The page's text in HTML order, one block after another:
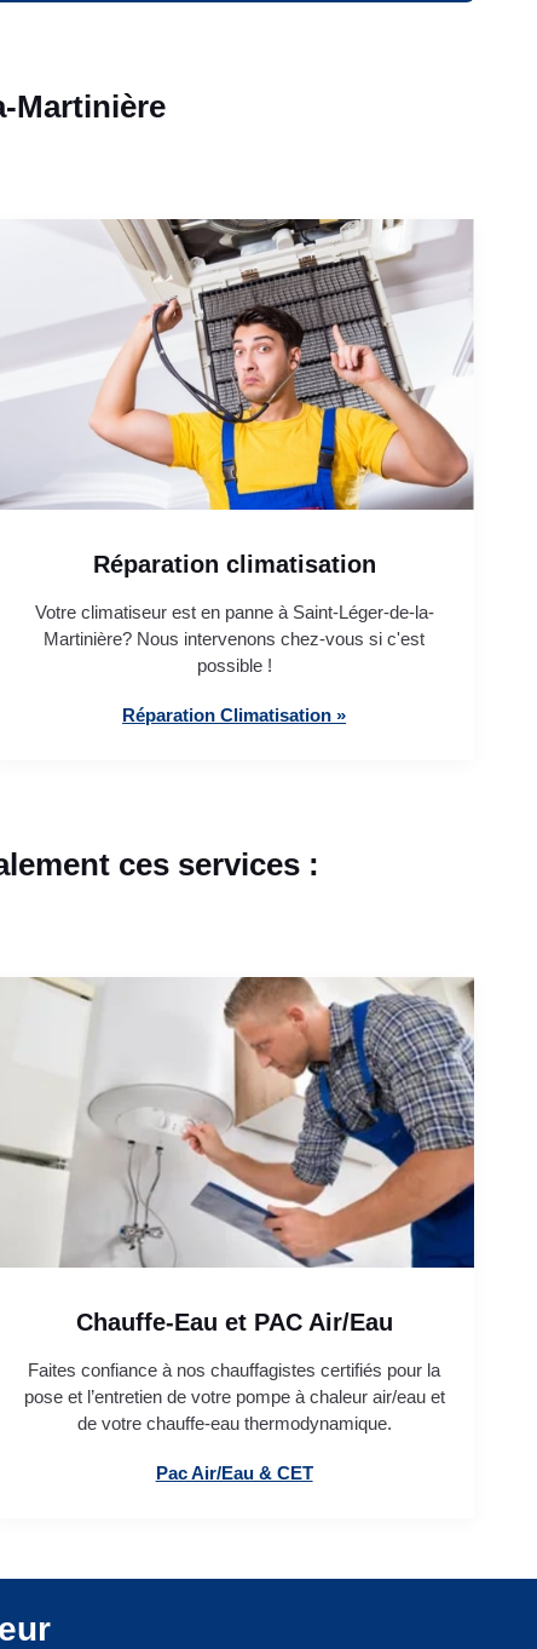
Martinière
Réparation climatisation
Votre climatiseur est en panne à Saint-Léger-de-la-
Martinière? Nous intervenons chez-vous si c'est
possible !
Réparation Climatisation »
ces services :
Chauffe-Eau et PAC Air/Eau
Faites confiance à nos chauffagistes certifiés pour la
pose et l’entretien de votre pompe à chaleur air/eau et
de votre chauffe-eau thermodynamique.
Pac Air/Eau & CET